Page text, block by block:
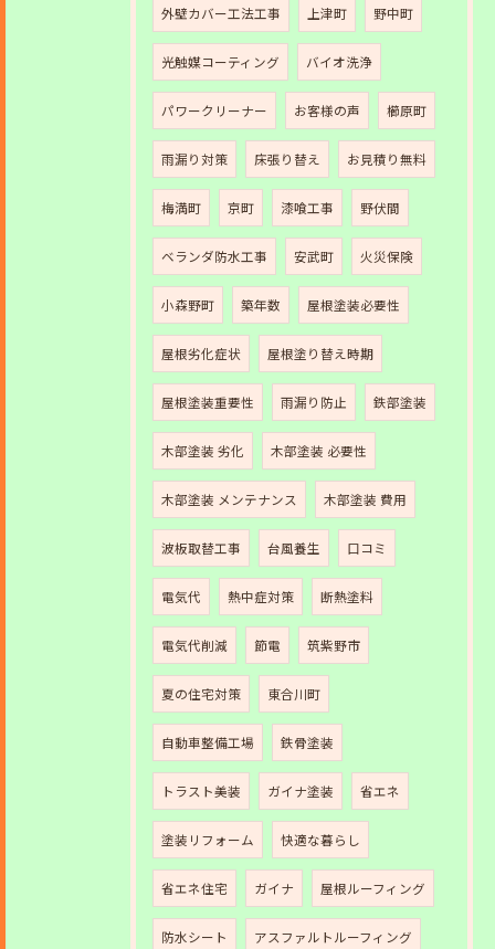
外壁カバー工法工事 上津町 野中町
光触媒コーティング バイオ洗浄
パワークリーナー お客様の声 櫛原町
雨漏り対策 床張り替え お見積り無料
梅満町 京町 漆喰工事 野伏間
ベランダ防水工事 安武町 火災保険
小森野町 築年数 屋根塗装必要性
屋根劣化症状 屋根塗り替え時期
屋根塗装重要性 雨漏り防止 鉄部塗装
木部塗装 劣化 木部塗装 必要性
木部塗装 メンテナンス 木部塗装 費用
波板取替工事 台風養生 口コミ
電気代 熱中症対策 断熱塗料
電気代削減 節電 筑紫野市
夏の住宅対策 東合川町
自動車整備工場 鉄骨塗装
トラスト美装 ガイナ塗装 省エネ
塗装リフォーム 快適な暮らし
省エネ住宅 ガイナ 屋根ルーフィング
防水シート アスファルトルーフィング